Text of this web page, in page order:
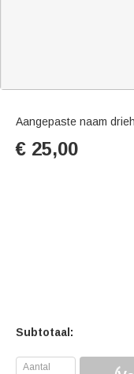
Aangepaste naam
€ 25,00
Subtotaal: